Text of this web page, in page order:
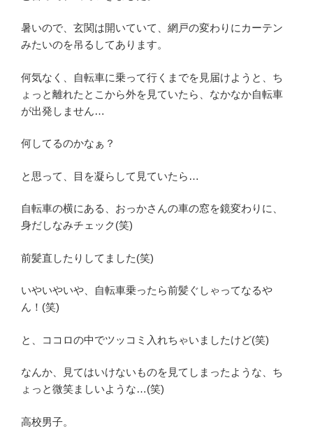
暑いので、玄関は開いていて、網戸の変わりにカーテン
みたいのを吊るしてあります。
何気なく、自転車に乗って行くまでを見届けようと、ち
ょっと離れたとこから外を見ていたら、なかなか自転車
が出発しません…
何してるのかなぁ？
と思って、目を凝らして見ていたら…
自転車の横にある、おっかさんの車の窓を鏡変わりに、
身だしなみチェック(笑)
前髪直したりしてました(笑)
いやいやいや、自転車乗ったら前髪ぐしゃってなるや
ん！(笑)
と、ココロの中でツッコミ入れちゃいましたけど(笑)
なんか、見てはいけないものを見てしまったような、ち
ょっと微笑ましいような…(笑)
高校男子。